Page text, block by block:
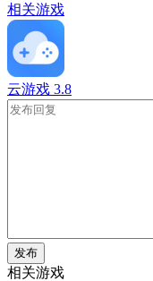
相关游戏
云游戏 3.8
发布
相关游戏